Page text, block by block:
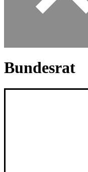
Bundesrat